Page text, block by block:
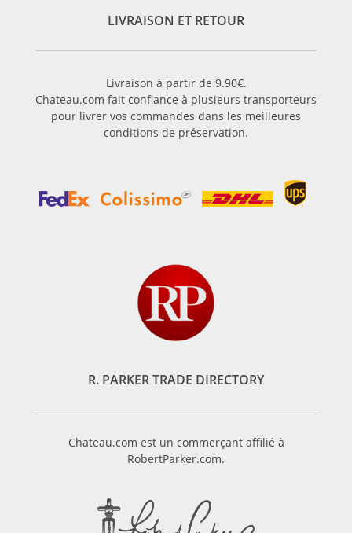
LIVRAISON ET RETOUR
Livraison à partir de 9.90€.
Chateau.com fait confiance à plusieurs transporteurs
pour livrer vos commandes dans les meilleures
conditions de préservation.
R. PARKER TRADE DIRECTORY
Chateau.com est un commerçant affilié à
RobertParker.com.